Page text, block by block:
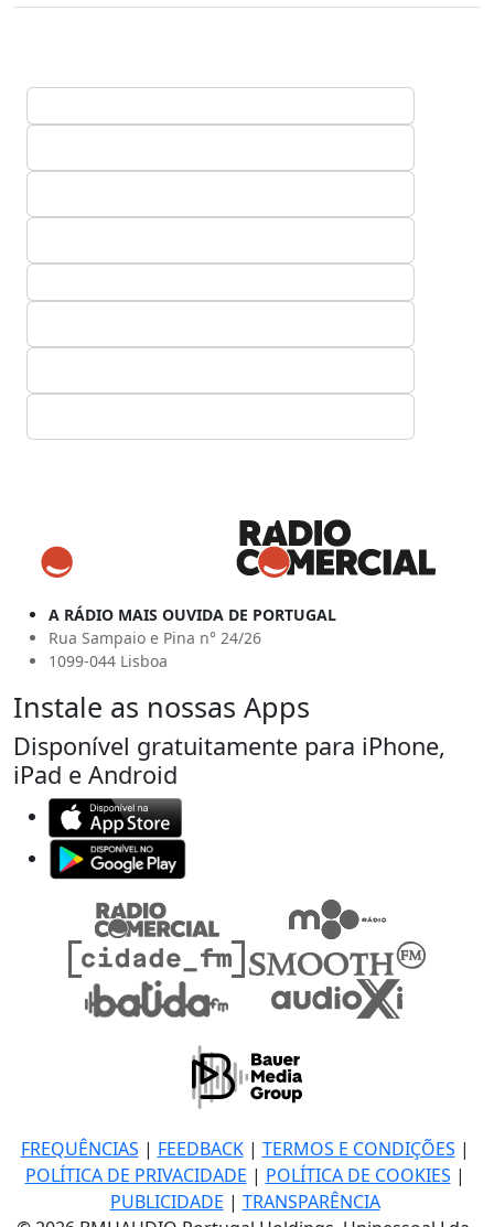
A RÁDIO MAIS OUVIDA DE PORTUGAL
Rua Sampaio e Pina n° 24/26
1099-044 Lisboa
Instale as nossas Apps
Disponível gratuitamente para iPhone,
iPad e Android
FREQUÊNCIAS | FEEDBACK| TERMOS E CONDIÇÕES |
POLÍTICA DE PRIVACIDADE | POLÍTICA DE COOKIES |
PUBLICIDADE | TRANSPARÊNCIA